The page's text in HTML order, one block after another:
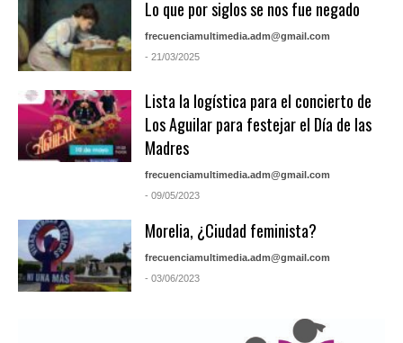
Lo que por siglos se nos fue negado
frecuenciamultimedia.adm@gmail.com
- 21/03/2025
Lista la logística para el concierto de
Los Aguilar para festejar el Día de las
Madres
frecuenciamultimedia.adm@gmail.com
- 09/05/2023
Morelia, ¿Ciudad feminista?
frecuenciamultimedia.adm@gmail.com
- 03/06/2023